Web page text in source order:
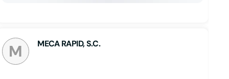
M MECA RAPID, S.C.